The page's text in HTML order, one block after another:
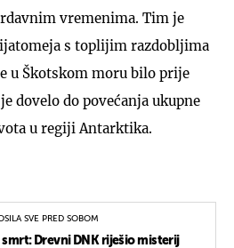
vremenima. Tim je
s toplijim razdobljima
u Škotskom moru bilo prije
dovelo do povećanja ukupne
u regiji Antarktika.
SVE PRED SOBOM
smrt: Drevni DNK riješio misterij